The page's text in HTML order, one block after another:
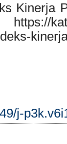
Kinerja
j-